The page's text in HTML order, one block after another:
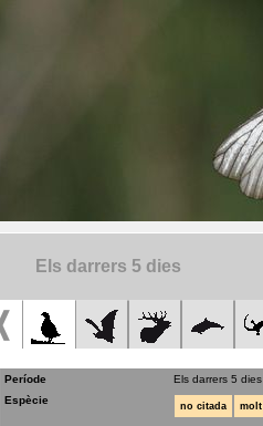
Els darrers 5 dies
Període
Els darrers 5 dies
Espècie
no citada